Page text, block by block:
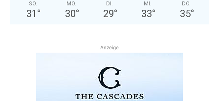
SO.
31 °
MO.
30°
DI.
29°
MI.
33°
DO.
35°
Anzeige